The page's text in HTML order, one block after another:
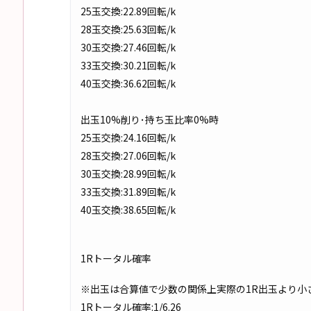
25玉交換:22.89回転/k
28玉交換:25.63回転/k
30玉交換:27.46回転/k
33玉交換:30.21回転/k
40玉交換:36.62回転/k
出玉10%削り･持ち玉比率0%時
25玉交換:24.16回転/k
28玉交換:27.06回転/k
30玉交換:28.99回転/k
33玉交換:31.89回転/k
40玉交換:38.65回転/k
1Rトータル確率
※出玉は合算値で少数の関係上実際の1R出玉より小
1Rトータル確率:1/6.26